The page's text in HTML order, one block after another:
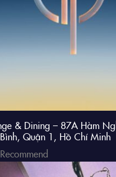
& Dining – 87A Hàm
Quận 1, Hồ Chí Minh
Recommend